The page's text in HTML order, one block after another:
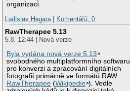
organizací.
Ladislav Hagara | Komentářů: 0
RawTherapee 5.13
5.8. 12:44 | Nová verze
Byla vydána nová verze 5.13
svobodného multiplatformního softwaru
pro konverzi a zpracování digitálních
fotografií primárně ve formátů RAW
RawTherapee (Wikipedie ). Vedle